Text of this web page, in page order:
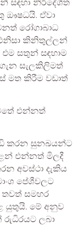
සඳහා නිර්දේශිත
ඖෂධයි. ඒවා
රෝගාබාධ
කිනිතුල්ලන්
එම සතුන් සඳහාම
සැලකිලිමත්
මත කිරීම වඩාත්
එන්නත්
කරන සුනඛයන්ට
එන්නත් මිලදී
අවස්ථා දැකිය
පේශීවලට
තවත් සමහර
යුතුයි. මේ අනුව
රුධිරයට ලබා